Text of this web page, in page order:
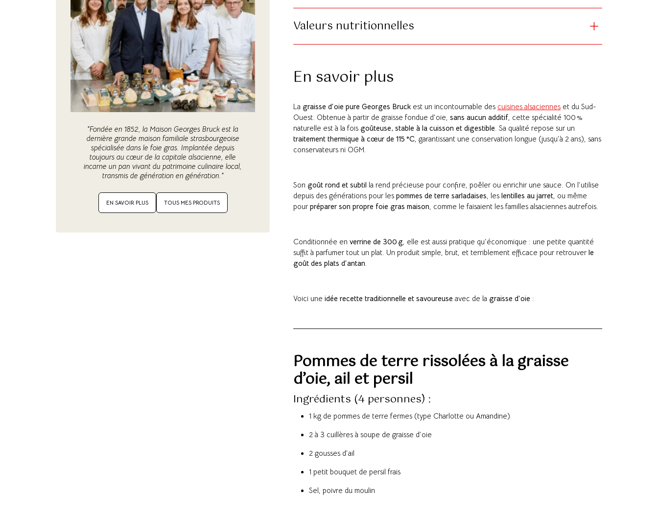
"Fondée en 1852, la Maison Georges Bruck est la
dernière grande maison familiale strasbourgeoise
spécialisée dans le foie gras. Implantée depuis
toujours au cœur de la capitale alsacienne, elle
incarne un pan vivant du patrimoine culinaire local,
transmis de génération en génération."
EN SAVOIR PLUS TOUS MES PRODUITS
Valeurs nutritionnelles
En savoir plus
La graisse d’oie pure Georges Bruck est un incontournable des cuisines alsaciennes et du Sud-
Ouest. Obtenue à partir de graisse fondue d’oie, sans aucun additif, cette spécialité 100 %
naturelle est à la fois goûteuse, stable à la cuisson et digestible. Sa qualité repose sur un
traitement thermique à cœur de 115 °C, garantissant une conservation longue (jusqu’à 2 ans), sans
conservateurs ni OGM.
Son goût rond et subtil la rend précieuse pour confire, poêler ou enrichir une sauce. On l’utilise
depuis des générations pour les pommes de terre sarladaises, les lentilles au jarret, ou même
pour préparer son propre foie gras maison, comme le faisaient les familles alsaciennes autrefois.
Conditionnée en verrine de 300 g, elle est aussi pratique qu’économique : une petite quantité
suffit à parfumer tout un plat. Un produit simple, brut, et terriblement efficace pour retrouver le
goût des plats d’antan.
Voici une idée recette traditionnelle et savoureuse avec de la graisse d’oie :
Pommes de terre rissolées à la graisse
d’oie, ail et persil
Ingrédients (4 personnes) :
1 kg de pommes de terre fermes (type Charlotte ou Amandine)
2 à 3 cuillères à soupe de graisse d’oie
2 gousses d’ail
1 petit bouquet de persil frais
Sel, poivre du moulin